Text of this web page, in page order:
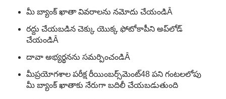
మీ బ్యాంక్ ఖాతా వివరాలను నమోదు చేయండిÂ
రద్దు చేయబడిన చెక్కు యొక్క ఫోటోకాపీని అప్‌లోడ్
చేయండిÂ
దావా అభ్యర్థనను సమర్పించండిÂ
మీప్రయోగశాల పరీక్ష రీయింబర్స్‌మెంట్48 పని గంటలలోపు
మీ బ్యాంక్ ఖాతాకు నేరుగా బదిలీ చేయబడుతుంది